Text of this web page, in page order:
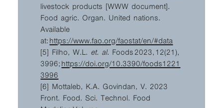
livestock products [WWW document].
Food agric. Organ. United nations.
Available
at:https://www.fao.org/faostat/en/#data
[5] Filho, W.L. et. al. Foods 2023, 12(21),
3996;https://doi.org/10.3390/foods1221
3996
[6] Mottaleb, K.A. Govindan, V. 2023
Front. Food. Sci. Technol. Food